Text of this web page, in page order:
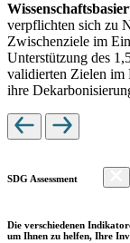
verpflichten sich zu
Zwischenziele im
Unterstützung des
validierten Zielen im
ihre
SDG Assessment
Die verschiedenen
um Ihnen zu helfen, Ihre